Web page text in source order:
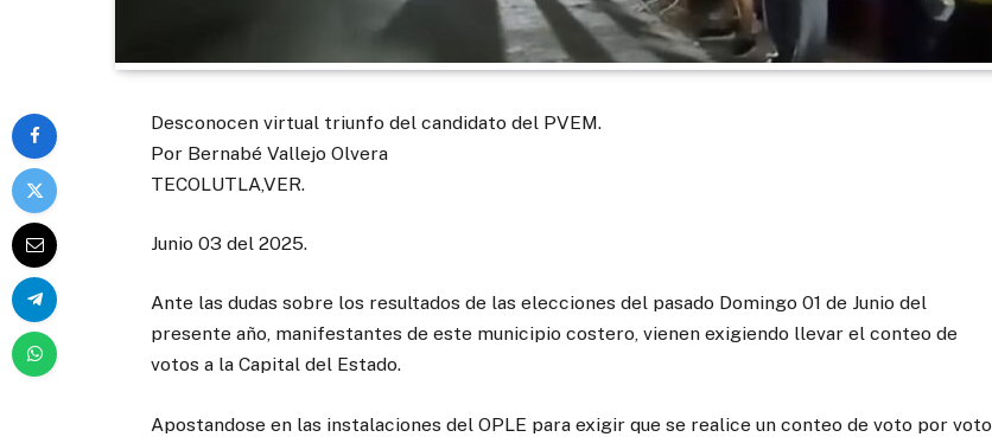
Desconocen virtual triunfo del candidato del PVEM.
Por Bernabé Vallejo Olvera
TECOLUTLA,VER.
Junio 03 del 2025.
Ante las dudas sobre los resultados de las elecciones del pasado Domingo 01 de Junio del
presente año, manifestantes de este municipio costero, vienen exigiendo llevar el conteo de
votos a la Capital del Estado.
Apostandose en las instalaciones del OPLE para exigir que se realice un conteo de voto por voto